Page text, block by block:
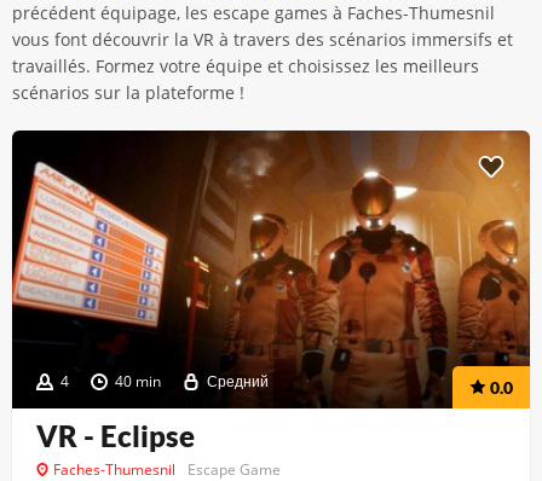
précédent équipage, les escape games à Faches-Thumesnil
vous font découvrir la VR à travers des scénarios immersifs et
travaillés. Formez votre équipe et choisissez les meilleurs
scénarios sur la plateforme !
4 40 min Средний 0.0
VR - Eclipse
Faches-Thumesnil Escape Game